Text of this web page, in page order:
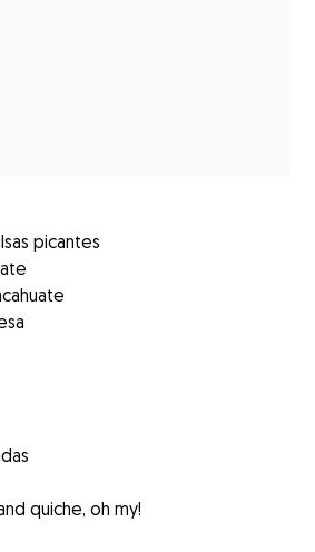
picantes
quiche, oh my!